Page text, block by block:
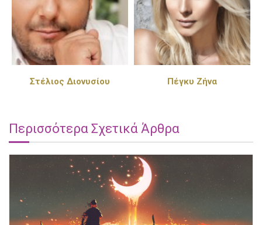
Στέλιος Διονυσίου Πέγκυ Ζήνα
Περισσότερα Σχετικά Άρθρα